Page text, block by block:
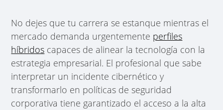
No dejes que tu carrera se estanque mientras el
mercado demanda urgentemente perfiles
híbridos capaces de alinear la tecnología con la
estrategia empresarial. El profesional que sabe
interpretar un incidente cibernético y
transformarlo en políticas de seguridad
corporativa tiene garantizado el acceso a la alta